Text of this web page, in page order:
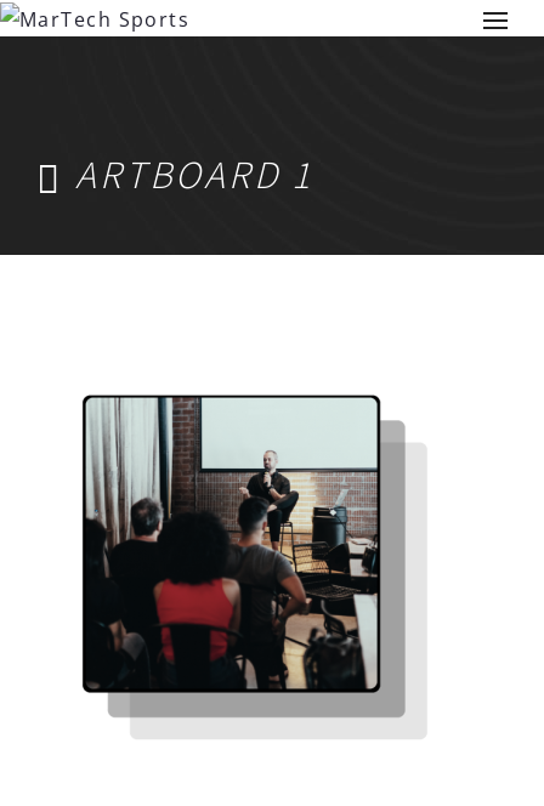
ARTBOARD 1